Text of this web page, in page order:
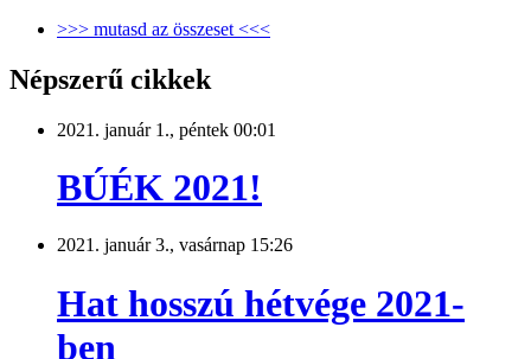
>>> mutasd az összeset <<<
Népszerű cikkek
2021. január 1., péntek 00:01
BÚÉK 2021!
2021. január 3., vasárnap 15:26
Hat hosszú hétvége 2021-
ben